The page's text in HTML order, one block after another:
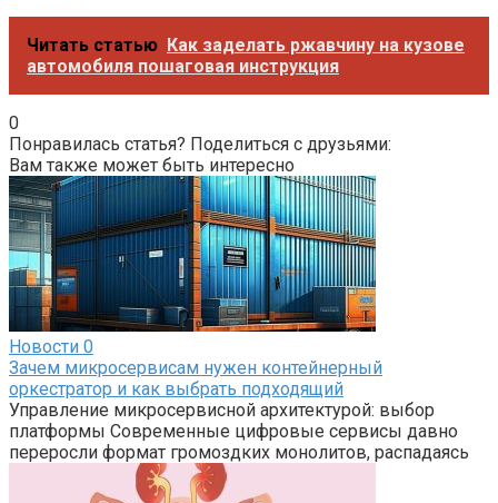
Читать статью Как заделать ржавчину на кузове
автомобиля пошаговая инструкция
0
Понравилась статья? Поделиться с друзьями:
Вам также может быть интересно
Новости 0
Зачем микросервисам нужен контейнерный
оркестратор и как выбрать подходящий
Управление микросервисной архитектурой: выбор
платформы Современные цифровые сервисы давно
переросли формат громоздких монолитов, распадаясь